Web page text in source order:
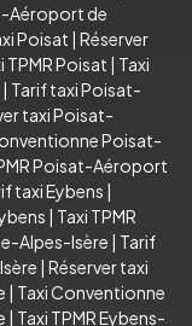
Aéroport de
Poisat | Réserver
TPMR Poisat | Taxi
| Tarif taxi Poisat-
taxi Poisat-
Poisat-
Poisat-Aéroport
taxi Eybens |
| Taxi TPMR
Alpes-Isère | Tarif
| Réserver taxi
| Taxi Conventionne
| Taxi TPMR Eybens-